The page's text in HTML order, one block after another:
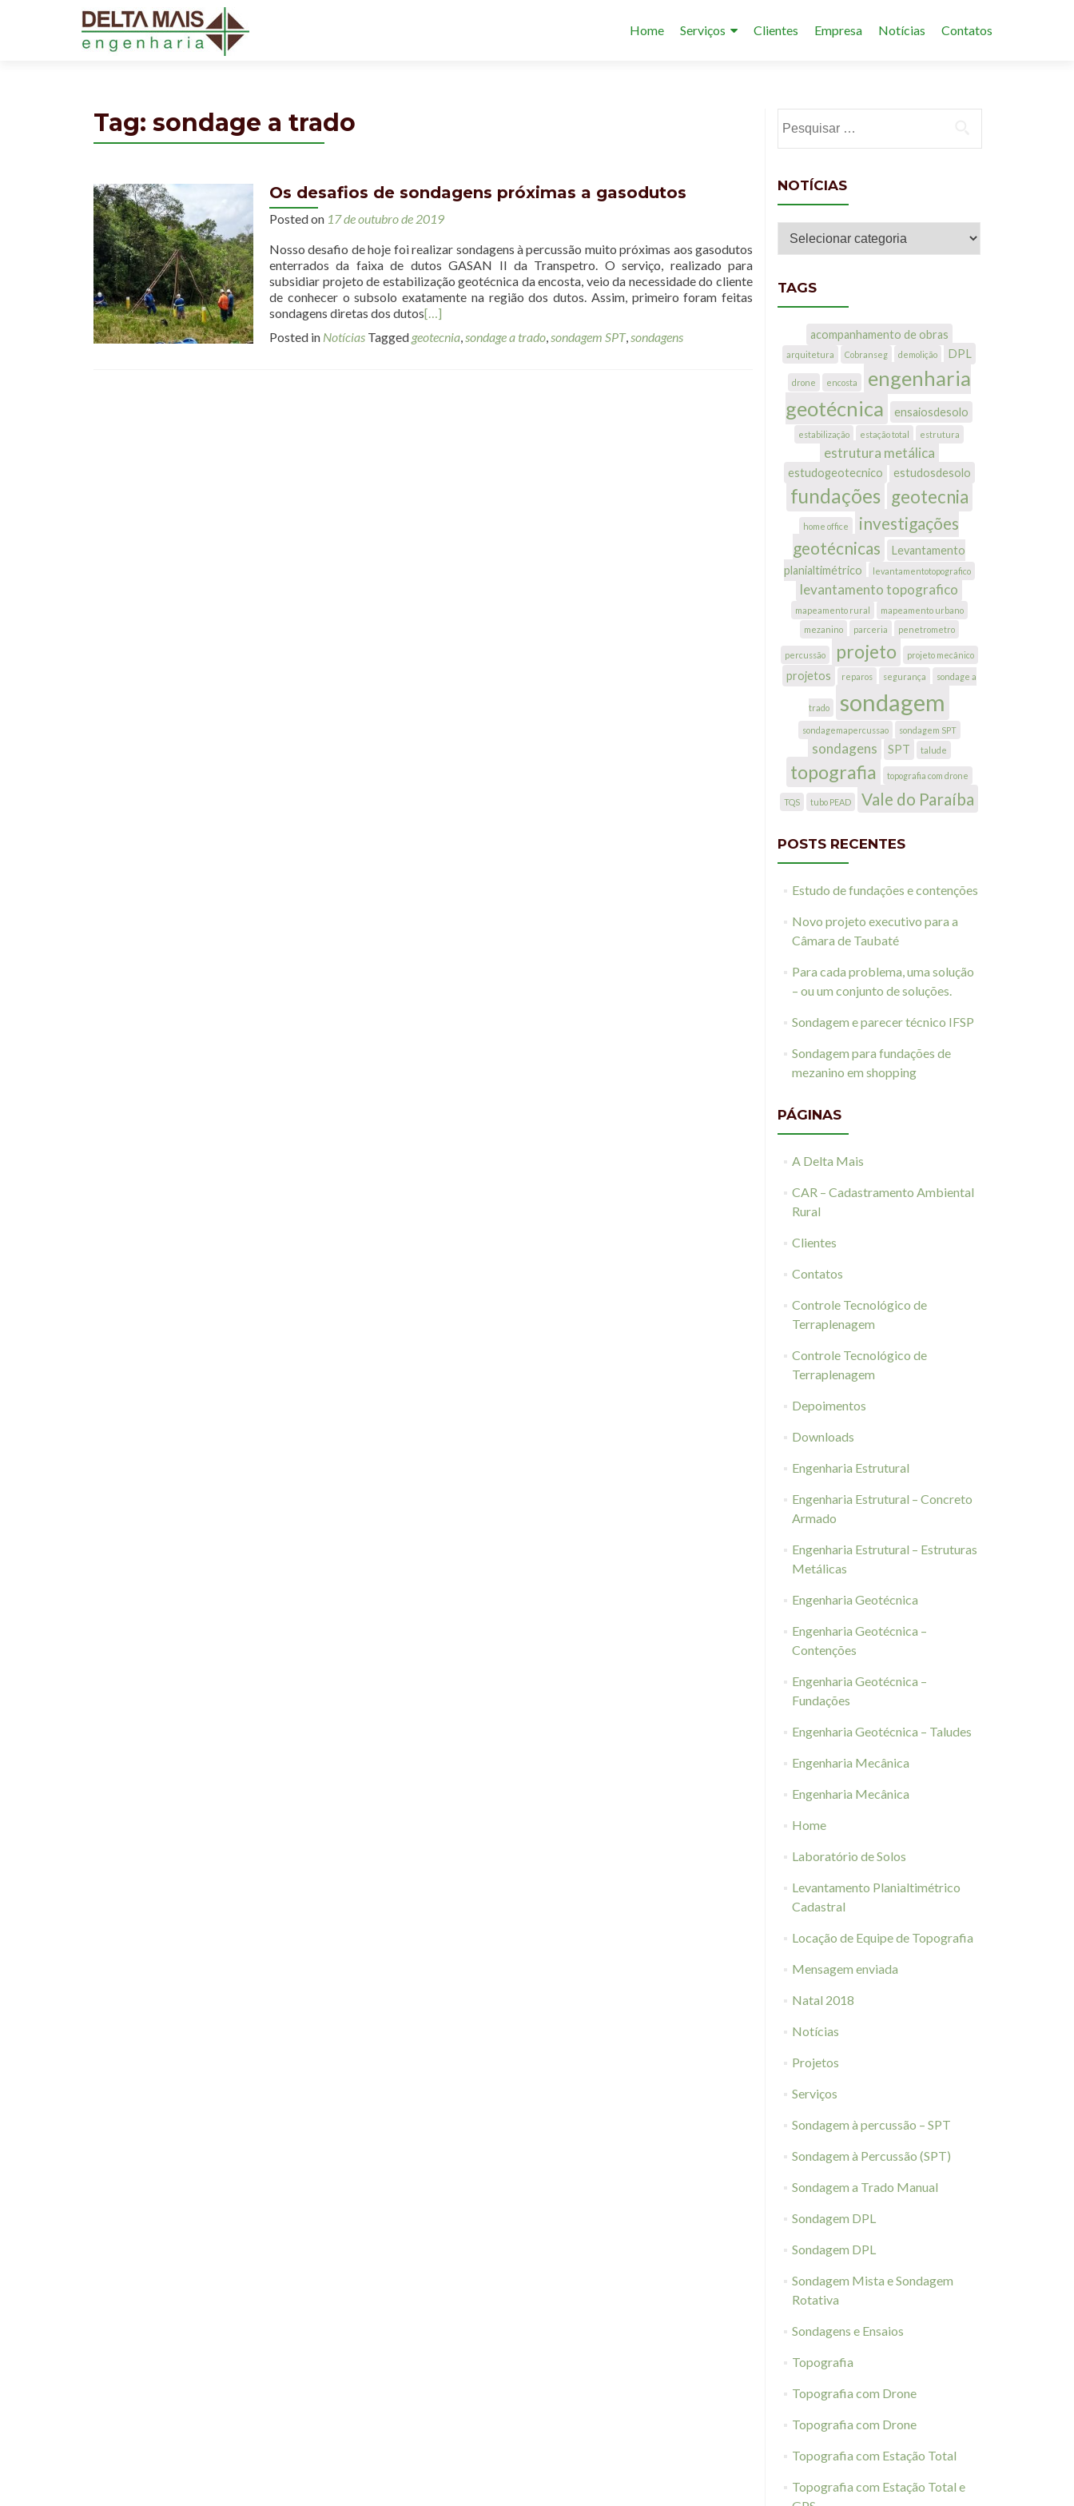
Home Serviços Clientes Empresa Notícias Contatos
Tag: sondage a trado
Os desafios de sondagens próximas a gasodutos
Posted on 17 de outubro de 2019
Nosso desafio de hoje foi realizar sondagens à percussão muito próximas aos gasodutos
enterrados da faixa de dutos GASAN II da Transpetro. O serviço, realizado para
subsidiar projeto de estabilização geotécnica da encosta, veio da necessidade do cliente
de conhecer o subsolo exatamente na região dos dutos. Assim, primeiro foram feitas
sondagens diretas dos dutos[…]
Posted in Notícias Tagged geotecnia,sondage a trado,sondagem SPT,sondagens
NOTÍCIAS
Notícias
TAGS
acompanhamento de obras
arquitetura Cobranseg demolição DPL
drone encosta
engenharia
geotécnica
ensaiosdesolo
estabilização estação total estrutura
estrutura metálica
estudogeotecnico estudosdesolo
fundações geotecnia
home office
investigações
geotécnicas
Levantamento
planialtimétrico
levantamentotopografico
levantamento topografico
mapeamento rural
mapeamento urbano
mezanino
parceria penetrometro
percussão projeto projeto mecânico
projetos reparos segurança sondage a
trado sondagem
sondagemapercussao sondagem SPT
sondagens SPT talude
topografia topografia com drone
TQS tubo PEAD Vale do Paraíba
POSTS RECENTES
Estudo de fundações e contenções
Novo projeto executivo para a
Câmara de Taubaté
Para cada problema, uma solução
– ou um conjunto de soluções.
Sondagem e parecer técnico IFSP
Sondagem para fundações de
mezanino em shopping
PÁGINAS
A Delta Mais
CAR – Cadastramento Ambiental
Rural
Clientes
Contatos
Controle Tecnológico de
Terraplenagem
Controle Tecnológico de
Terraplenagem
Depoimentos
Downloads
Engenharia Estrutural
Engenharia Estrutural – Concreto
Armado
Engenharia Estrutural – Estruturas
Metálicas
Engenharia Geotécnica
Engenharia Geotécnica –
Contenções
Engenharia Geotécnica –
Fundações
Engenharia Geotécnica – Taludes
Engenharia Mecânica
Engenharia Mecânica
Home
Laboratório de Solos
Levantamento Planialtimétrico
Cadastral
Locação de Equipe de Topografia
Mensagem enviada
Natal 2018
Notícias
Projetos
Serviços
Sondagem à percussão – SPT
Sondagem à Percussão (SPT)
Sondagem a Trado Manual
Sondagem DPL
Sondagem DPL
Sondagem Mista e Sondagem
Rotativa
Sondagens e Ensaios
Topografia
Topografia com Drone
Topografia com Drone
Topografia com Estação Total
Topografia com Estação Total e